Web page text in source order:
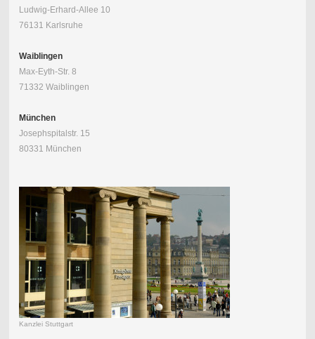
Ludwig-Erhard-Allee 10
76131 Karlsruhe
Waiblingen
Max-Eyth-Str. 8
71332 Waiblingen
München
Josephspitalstr. 15
80331 München
Kanzlei Stuttgart